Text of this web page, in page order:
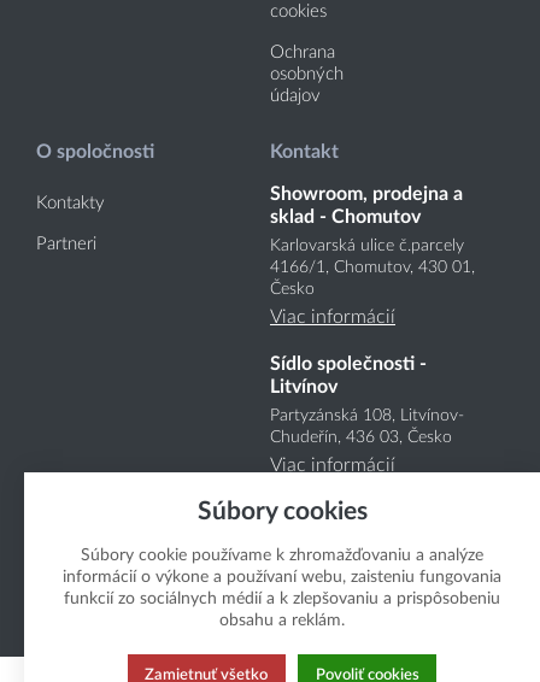
cookies
Ochrana
osobných
údajov
O spoločnosti
Kontakty
Partneri
Kontakt
Showroom, prodejna a
sklad - Chomutov
Karlovarská ulice č.parcely
4166/1, Chomutov, 430 01,
Česko
Viac informácií
Sídlo společnosti -
Litvínov
Partyzánská 108, Litvínov-
Chudeřín, 436 03, Česko
Viac informácií
Copyright Boukal.SK 2026
Súbory cookies
Súbory cookie používame k zhromažďovaniu a analýze
informácií o výkone a používaní webu, zaisteniu fungovania
funkcií zo sociálnych médií a k zlepšovaniu a prispôsobeniu
obsahu a reklám.
Zamietnuť všetko Povoliť cookies